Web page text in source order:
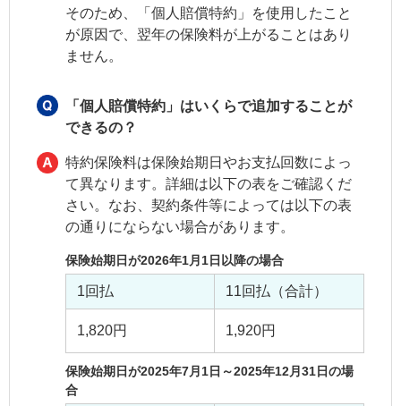
そのため、「個人賠償特約」を使用したこと
が原因で、翌年の保険料が上がることはあり
ません。
「個人賠償特約」はいくらで追加することが
できるの？
特約保険料は保険始期日やお支払回数によっ
て異なります。詳細は以下の表をご確認くだ
さい。なお、契約条件等によっては以下の表
の通りにならない場合があります。
保険始期日が2026年1月1日以降の場合
1回払 11回払（合計）
1,820円 1,920円
保険始期日が2025年7月1日～2025年12月31日の場
合